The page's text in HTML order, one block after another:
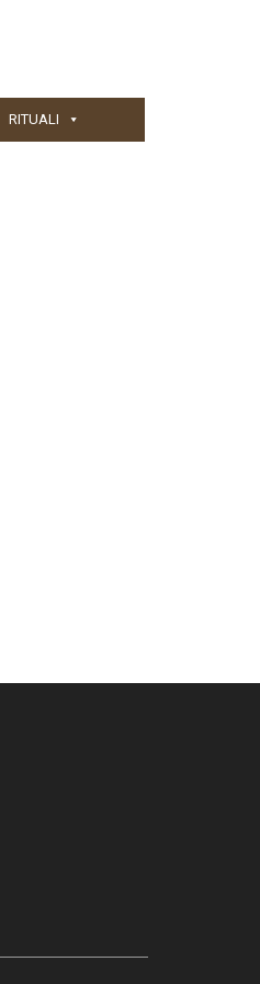
RITUALI